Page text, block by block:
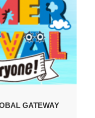
GATEWAY